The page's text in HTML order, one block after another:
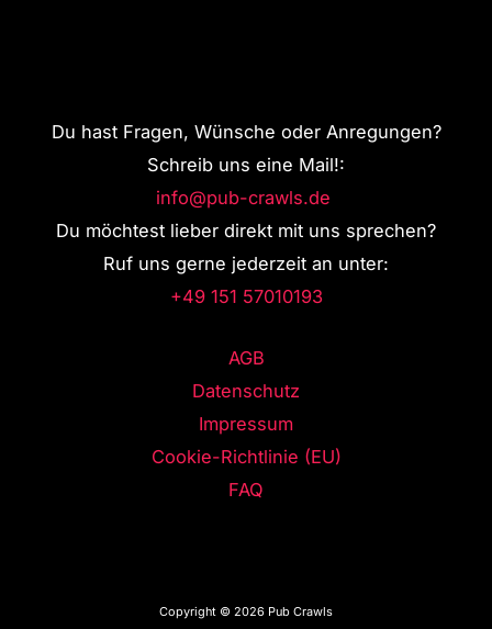
Du hast Fragen, Wünsche oder Anregungen?
Schreib uns eine Mail!:
info@pub-crawls.de
Du möchtest lieber direkt mit uns sprechen?
Ruf uns gerne jederzeit an unter:
+49 151 57010193
AGB
Datenschutz
Impressum
Cookie-Richtlinie (EU)
FAQ
Copyright © 2026 Pub Crawls